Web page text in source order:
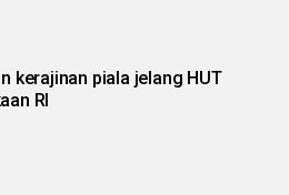
kerajinan piala jelang HUT
RI